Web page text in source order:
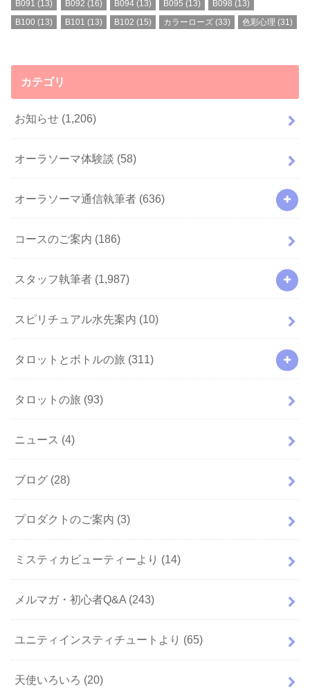
B091 (13) B092 (16) B094(13) B095 (13) B098 (13)
B100 (13) B101 (13) B102 (15) カラーローズ (33) 色彩心理 (31)
カテゴリ
お知らせ (1,206)
オーラソーマ体験談 (58)
オーラソーマ通信執筆者 (636)
コースのご案内 (186)
スタッフ執筆者 (1,987)
スピリチュアル水先案内 (10)
タロットとボトルの旅 (311)
タロットの旅 (93)
ニュース (4)
ブログ (28)
プロダクトのご案内 (3)
ミスティカビューティーより (14)
メルマガ・初心者Q&A (243)
ユニティインスティチュートより (65)
天使いろいろ (20)